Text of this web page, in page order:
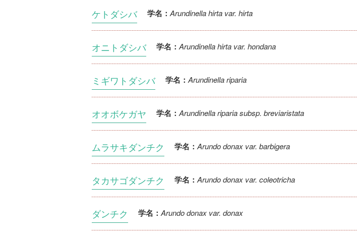
ケトダシバ 学名： Arundinella hirta var. hirta
オニトダシバ 学名： Arundinella hirta var. hondana
ミギワトダシバ 学名： Arundinella riparia
オオボケガヤ 学名： Arundinella riparia subsp. breviaristata
ムラサキダンチク 学名： Arundo donax var. barbigera
タカサゴダンチク 学名： Arundo donax var. coleotricha
ダンチク 学名： Arundo donax var. donax